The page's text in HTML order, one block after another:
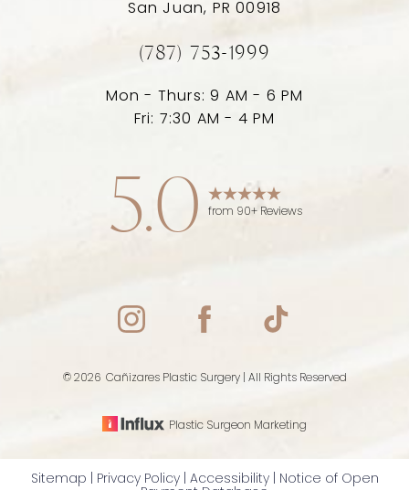
San Juan, PR 00918
(787) 753-1999
Mon - Thurs: 9 AM - 6 PM
Fri: 7:30 AM - 4 PM
5.0 from 90+ Reviews
© 2026Cañizares Plastic Surgery | All Rights Reserved
Plastic Surgeon Marketing
Sitemap Privacy Policy| Accessibility| Notice of Open
Accessibility